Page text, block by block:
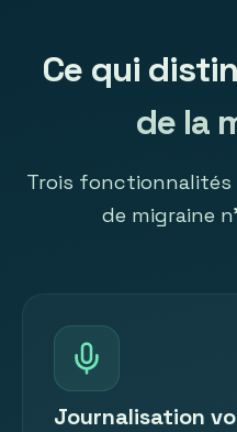
Ce qui
de la
Trois
de migraine
Journalisation